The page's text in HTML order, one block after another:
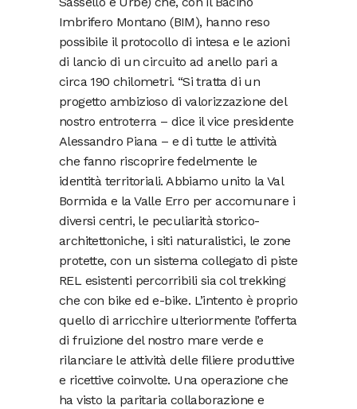
Imbrifero Montano (BIM), hanno reso
possibile il protocollo di intesa e le azioni
di lancio di un circuito ad anello pari a
circa 190 chilometri. “Si tratta di un
progetto ambizioso di valorizzazione del
nostro entroterra – dice il vice presidente
Alessandro Piana – e di tutte le attività
che fanno riscoprire fedelmente le
identità territoriali. Abbiamo unito la Val
Bormida e la Valle Erro per accomunare i
diversi centri, le peculiarità storico-
architettoniche, i siti naturalistici, le zone
protette, con un sistema collegato di piste
REL esistenti percorribili sia col trekking
che con bike ed e-bike. L’intento è proprio
quello di arricchire ulteriormente l’offerta
di fruizione del nostro mare verde e
rilanciare le attività delle filiere produttive
e ricettive coinvolte. Una operazione che
ha visto la paritaria collaborazione e